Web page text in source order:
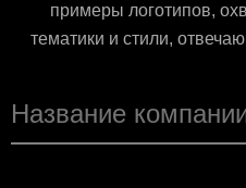
примеры логотипов,
тематики и стили,